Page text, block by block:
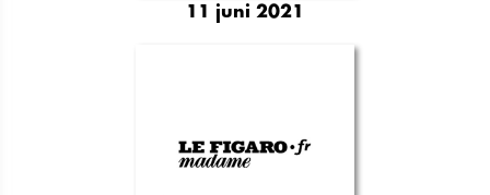
11 juni 2021